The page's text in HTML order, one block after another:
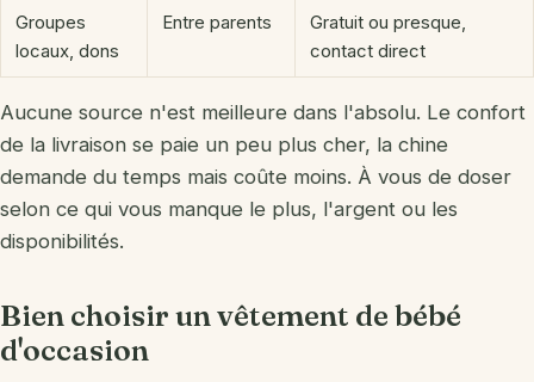
Groupes
locaux, dons
Entre parents
Gratuit ou presque,
contact direct
Aucune source n'est meilleure dans l'absolu. Le confort
de la livraison se paie un peu plus cher, la chine
demande du temps mais coûte moins. À vous de doser
selon ce qui vous manque le plus, l'argent ou les
disponibilités.
Bien choisir un vêtement de bébé
d'occasion